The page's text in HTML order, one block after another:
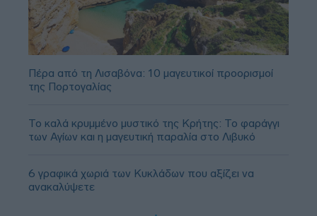
Πέρα από τη Λισαβόνα: 10 μαγευτικοί προορισμοί
της Πορτογαλίας
Το καλά κρυμμένο μυστικό της Κρήτης: Το φαράγγι
των Αγίων και η μαγευτική παραλία στο Λιβυκό
6 γραφικά χωριά των Κυκλάδων που αξίζει να
ανακαλύψετε